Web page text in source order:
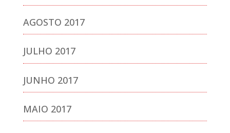
AGOSTO 2017
JULHO 2017
JUNHO 2017
MAIO 2017